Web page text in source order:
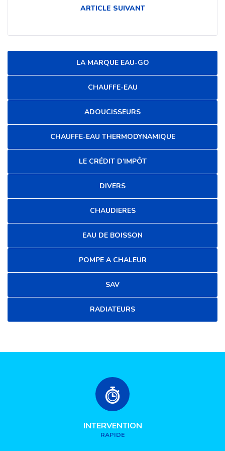
ARTICLE SUIVANT
LA MARQUE EAU-GO
CHAUFFE-EAU
ADOUCISSEURS
CHAUFFE-EAU THERMODYNAMIQUE
LE CRÉDIT D’IMPÔT
DIVERS
CHAUDIERES
EAU DE BOISSON
POMPE A CHALEUR
SAV
RADIATEURS
INTERVENTION
RAPIDE